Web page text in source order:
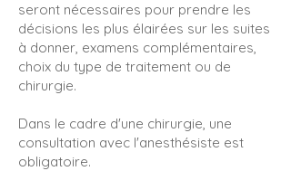
seront nécessaires pour prendre les
décisions les plus élairées sur les suites
à donner, examens complémentaires,
choix du type de traitement ou de
chirurgie.
Dans le cadre d'une chirurgie, une
consultation avec l'anesthésiste est
obligatoire.